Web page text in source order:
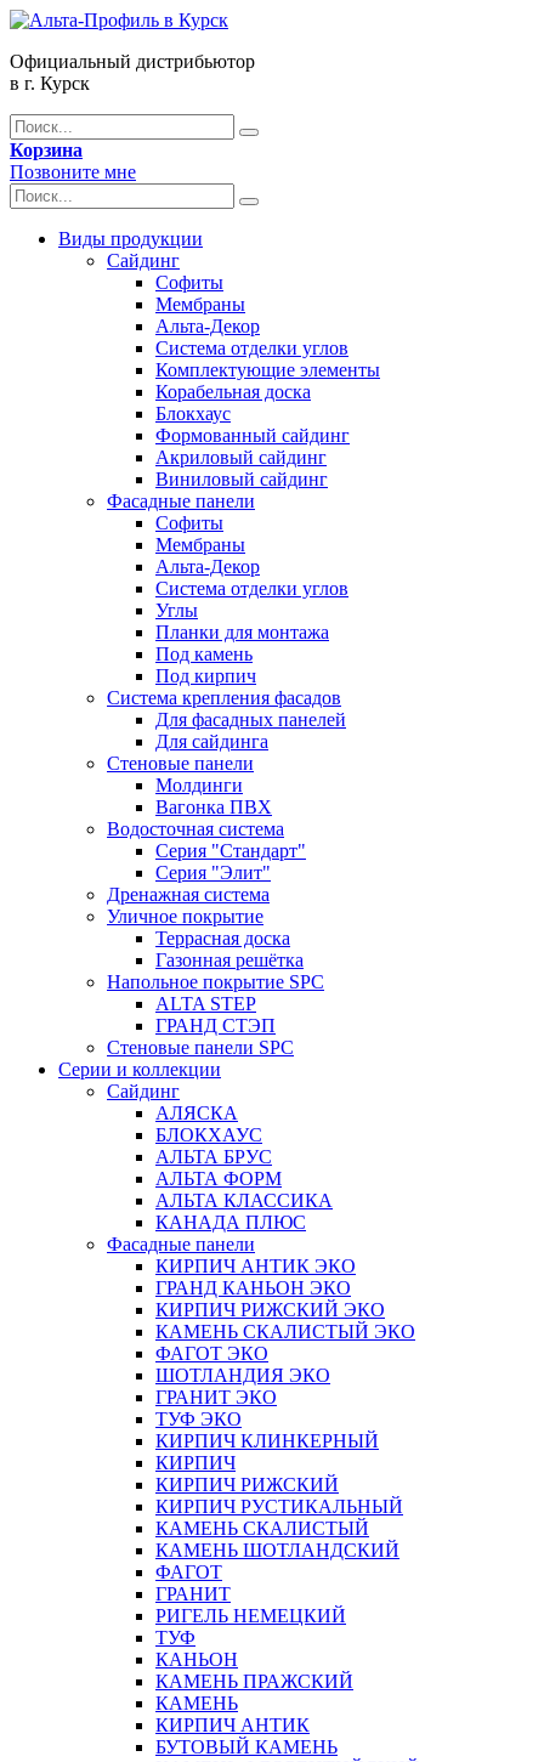
Официальный дистрибьютор
в г. Курск
Корзина
Позвоните мне
Виды продукции
Сайдинг
Софиты
Мембраны
Альта-Декор
Система отделки углов
Комплектующие элементы
Корабельная доска
Блокхаус
Формованный сайдинг
Акриловый сайдинг
Виниловый сайдинг
Фасадные панели
Софиты
Мембраны
Альта-Декор
Система отделки углов
Углы
Планки для монтажа
Под камень
Под кирпич
Система крепления фасадов
Для фасадных панелей
Для сайдинга
Стеновые панели
Молдинги
Вагонка ПВХ
Водосточная система
Серия "Стандарт"
Серия "Элит"
Дренажная система
Уличное покрытие
Террасная доска
Газонная решётка
Напольное покрытие SPC
ALTA STEP
ГРАНД СТЭП
Стеновые панели SPC
Серии и коллекции
Сайдинг
АЛЯСКА
БЛОКХАУС
АЛЬТА БРУС
АЛЬТА ФОРМ
АЛЬТА КЛАССИКА
КАНАДА ПЛЮС
Фасадные панели
КИРПИЧ АНТИК ЭКО
ГРАНД КАНЬОН ЭКО
КИРПИЧ РИЖСКИЙ ЭКО
КАМЕНЬ СКАЛИСТЫЙ ЭКО
ФАГОТ ЭКО
ШОТЛАНДИЯ ЭКО
ГРАНИТ ЭКО
ТУФ ЭКО
КИРПИЧ КЛИНКЕРНЫЙ
КИРПИЧ
КИРПИЧ РИЖСКИЙ
КИРПИЧ РУСТИКАЛЬНЫЙ
КАМЕНЬ СКАЛИСТЫЙ
КАМЕНЬ ШОТЛАНДСКИЙ
ФАГОТ
ГРАНИТ
РИГЕЛЬ НЕМЕЦКИЙ
ТУФ
КАНЬОН
КАМЕНЬ ПРАЖСКИЙ
КАМЕНЬ
КИРПИЧ АНТИК
БУТОВЫЙ КАМЕНЬ